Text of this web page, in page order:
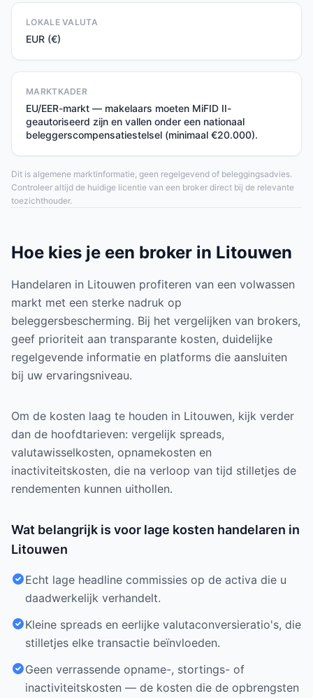
LOKALE VALUTA
EUR (€)
MARKTKADER
EU/EER-markt — makelaars moeten MiFID II-
geautoriseerd zijn en vallen onder een nationaal
beleggerscompensatiestelsel (minimaal €20.000).
Dit is algemene marktinformatie, geen regelgevend of beleggingsadvies.
Controleer altijd de huidige licentie van een broker direct bij de relevante
toezichthouder.
Hoe kies je een broker in Litouwen
Handelaren in Litouwen profiteren van een volwassen
markt met een sterke nadruk op
beleggersbescherming. Bij het vergelijken van brokers,
geef prioriteit aan transparante kosten, duidelijke
regelgevende informatie en platforms die aansluiten
bij uw ervaringsniveau.
Om de kosten laag te houden in Litouwen, kijk verder
dan de hoofdtarieven: vergelijk spreads,
valutawisselkosten, opnamekosten en
inactiviteitskosten, die na verloop van tijd stilletjes de
rendementen kunnen uithollen.
Wat belangrijk is voor lage kosten handelaren in
Litouwen
Echt lage headline commissies op de activa die u
daadwerkelijk verhandelt.
Kleine spreads en eerlijke valutaconversieratio's, die
stilletjes elke transactie beïnvloeden.
Geen verrassende opname-, stortings- of
inactiviteitskosten — de kosten die de opbrengsten